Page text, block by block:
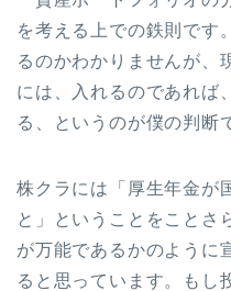
を考える上での鉄則です
るのかわかりませんが、
には、入れるのであれば
る、というのが僕の判断
株クラには「厚生年金が
と」ということをことさ
が万能であるかのように
ると思っています。もし